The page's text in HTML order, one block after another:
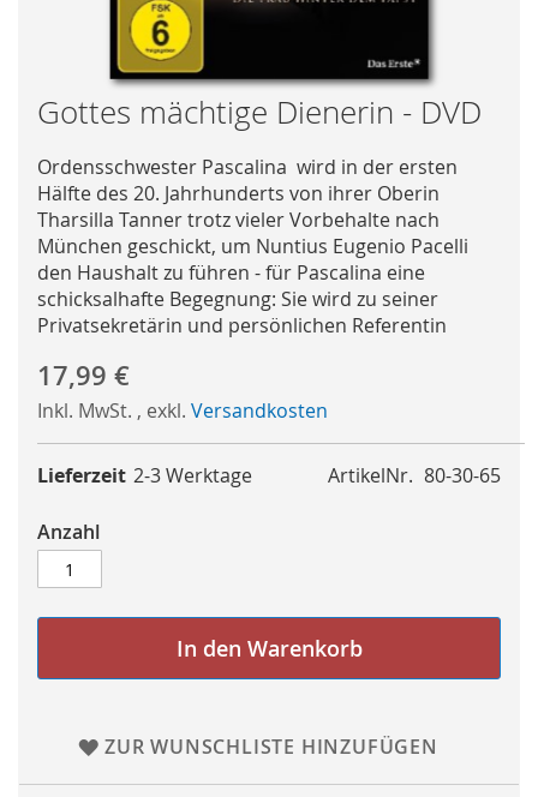
Skip
to
the
beginning
of
the
images
gallery
Gottes mächtige Dienerin - DVD
Ordensschwester Pascalina wird in der ersten
Hälfte des 20. Jahrhunderts von ihrer Oberin
Tharsilla Tanner trotz vieler Vorbehalte nach
München geschickt, um Nuntius Eugenio Pacelli
den Haushalt zu führen - für Pascalina eine
schicksalhafte Begegnung: Sie wird zu seiner
Privatsekretärin und persönlichen Referentin
17,99 €
Inkl. MwSt. , exkl. Versandkosten
ArtikelNr. 80-30-65
Lieferzeit 2-3 Werktage
Anzahl
In den Warenkorb
ZUR WUNSCHLISTE HINZUFÜGEN